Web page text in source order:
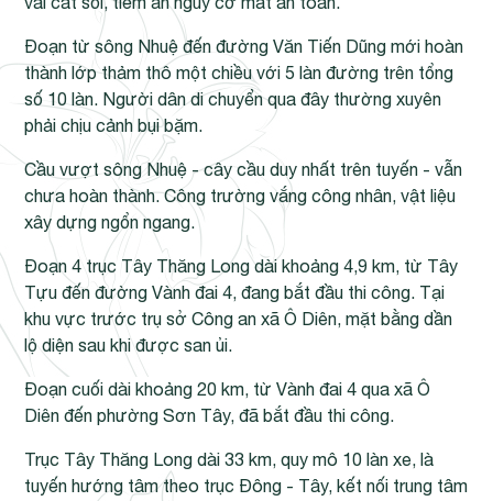
Đoạn từ sông Nhuệ đến đường Văn Tiến Dũng mới hoàn
thành lớp thảm thô một chiều với 5 làn đường trên tổng
số 10 làn. Người dân di chuyển qua đây thường xuyên
phải chịu cảnh bụi bặm.
Cầu vượt sông Nhuệ - cây cầu duy nhất trên tuyến - vẫn
chưa hoàn thành. Công trường vắng công nhân, vật liệu
xây dựng ngổn ngang.
Đoạn 4 trục Tây Thăng Long dài khoảng 4,9 km, từ Tây
Tựu đến đường Vành đai 4, đang bắt đầu thi công. Tại
khu vực trước trụ sở Công an xã Ô Diên, mặt bằng dần
lộ diện sau khi được san ủi.
Đoạn cuối dài khoảng 20 km, từ Vành đai 4 qua xã Ô
Diên đến phường Sơn Tây, đã bắt đầu thi công.
Trục Tây Thăng Long dài 33 km, quy mô 10 làn xe, là
tuyến hướng tâm theo trục Đông - Tây, kết nối trung tâm